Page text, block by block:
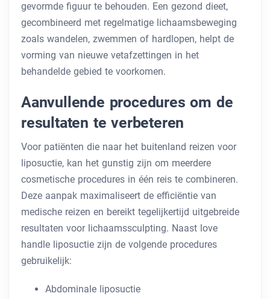
gevormde figuur te behouden. Een gezond dieet,
gecombineerd met regelmatige lichaamsbeweging
zoals wandelen, zwemmen of hardlopen, helpt de
vorming van nieuwe vetafzettingen in het
behandelde gebied te voorkomen.
Aanvullende procedures om de
resultaten te verbeteren
Voor patiënten die naar het buitenland reizen voor
liposuctie, kan het gunstig zijn om meerdere
cosmetische procedures in één reis te combineren.
Deze aanpak maximaliseert de efficiëntie van
medische reizen en bereikt tegelijkertijd uitgebreide
resultaten voor lichaamssculpting. Naast love
handle liposuctie zijn de volgende procedures
gebruikelijk:
Abdominale liposuctie